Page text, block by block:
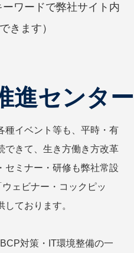
ワードで弊社サイト内
きます）
進センター
イベント等も、平時・有
できて、生き方働き方改革
セミナー・研修も弊社常設
ェビナー・コックピッ
しております。
対策・IT環境整備の一